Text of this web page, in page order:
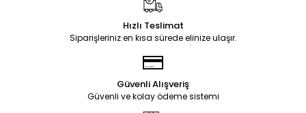
Hızlı Teslimat
Siparişleriniz en kısa sürede elinize ulaşır.
Güvenli Alışveriş
Güvenli ve kolay ödeme sistemi